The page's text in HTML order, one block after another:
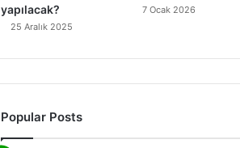
yapılacak?
25 Aralık 2025
7 Ocak 2026
Popular Posts